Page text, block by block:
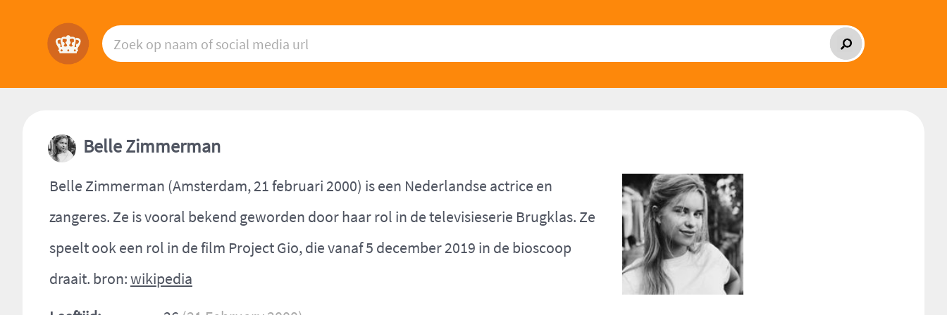
Belle Zimmerman
Belle Zimmerman (Amsterdam, 21 februari 2000) is een Nederlandse actrice en
zangeres. Ze is vooral bekend geworden door haar rol in de televisieserie Brugklas. Ze
speelt ook een rol in de film Project Gio, die vanaf 5 december 2019 in de bioscoop
draait. bron:wikipedia